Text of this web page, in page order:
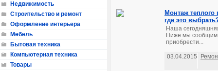
Монтаж
где это
Наша
Ниже мы сообщим,
приобрести...
03.04.2015
Недвижимость
Строительство и ремонт
Оформление интерьера
Мебель
Бытовая техника
Компьютерная техника
Товары